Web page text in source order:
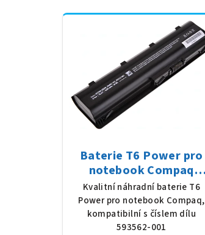
Baterie T6 Power pro
notebook Compaq
593562-001, Li-Ion, 10,8
V, 5200 mAh (56 Wh),
černá
Kvalitní náhradní baterie T6
Power pro notebook Compaq,
kompatibilní s číslem dílu
593562-001